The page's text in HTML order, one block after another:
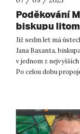
Poděkování
biskupu
Již sedm let má
Jana Baxanta,
v jednom z
Po celou dobu